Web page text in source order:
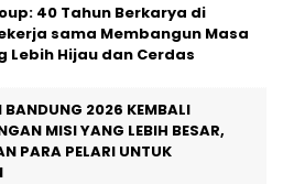
40 Tahun Berkarya di
sama Membangun Masa
Lebih Hijau dan Cerdas
BANDUNG 2026 KEMBALI
MISI YANG LEBIH BESAR,
PARA PELARI UNTUK